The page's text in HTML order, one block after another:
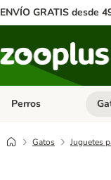
ENVÍO GRATIS desde
Perros
Gatos Juguetes